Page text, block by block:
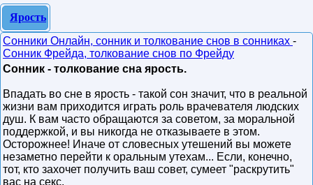
Ярость
Сонники Онлайн, сонник и толкование снов в сонниках -
Сонник Фрейда, толкование снов по Фрейду
Сонник - толкование сна ярость.
Впадать во сне в ярость - такой сон значит, что в реальной
жизни вам приходится играть роль врачевателя людских
душ. К вам часто обращаются за советом, за моральной
поддержкой, и вы никогда не отказываете в этом.
Осторожнее! Иначе от словесных утешений вы можете
незаметно перейти к оральным утехам... Если, конечно,
тот, кто захочет получить ваш совет, сумеет "раскрутить"
вас на секс.